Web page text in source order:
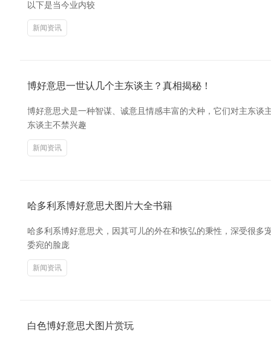
以下是当今业内较
新闻资讯
博好意思一世认几个主东谈主？真相揭秘！
博好意思犬是一种智谋、诚意且情感丰富的犬种，它们对主东谈
东谈主不禁兴趣
新闻资讯
哈多利系博好意思犬图片大全书籍
哈多利系博好意思犬，因其可儿的外在和恢弘的秉性，深受很多
委宛的脸庞
新闻资讯
白色博好意思犬图片赏玩